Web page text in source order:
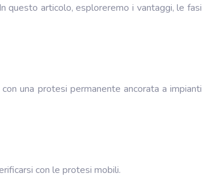
In questo articolo, esploreremo i vantaggi, le fasi
una protesi permanente ancorata a impianti
con le protesi mobili.